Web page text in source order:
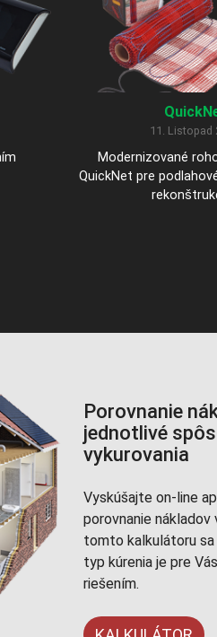
11. Listopad
Modernizované
QuickNet pre
Porovnanie
jednotlivé
vykurovania
Vyskúšajte on-line
porovnanie nákladov
tomto kalkulátoru
typ kúrenia je pre
riešením.